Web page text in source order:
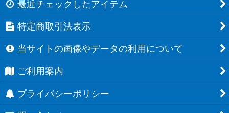
最近チェックしたアイテム
特定商取引法表示
当サイトの画像やデータの利用について
ご利用案内
プライバシーポリシー